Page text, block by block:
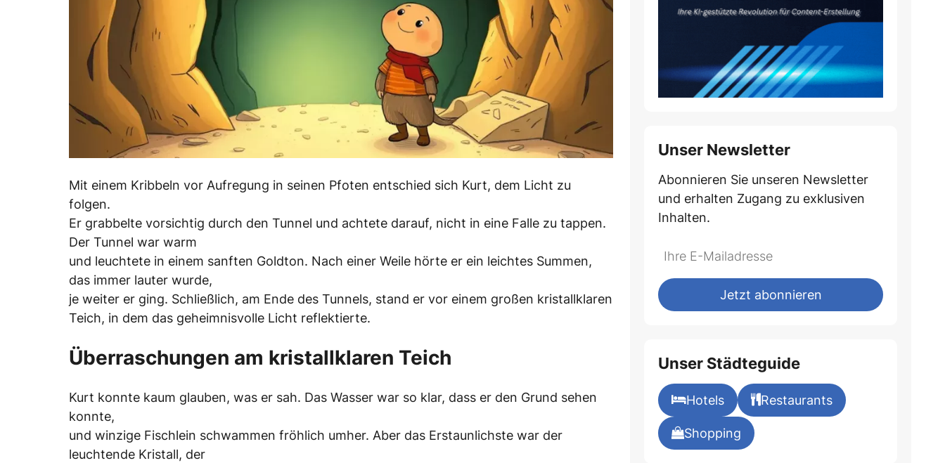
Mit einem Kribbeln vor Aufregung in seinen Pfoten entschied sich Kurt, dem Licht zu
folgen.
Er grabbelte vorsichtig durch den Tunnel und achtete darauf, nicht in eine Falle zu tappen.
Der Tunnel war warm
und leuchtete in einem sanften Goldton. Nach einer Weile hörte er ein leichtes Summen,
das immer lauter wurde,
je weiter er ging. Schließlich, am Ende des Tunnels, stand er vor einem großen kristallklaren
Teich, in dem das geheimnisvolle Licht reflektierte.
Überraschungen am kristallklaren Teich
Kurt konnte kaum glauben, was er sah. Das Wasser war so klar, dass er den Grund sehen
konnte,
und winzige Fischlein schwammen fröhlich umher. Aber das Erstaunlichste war der
leuchtende Kristall, der
Unser Newsletter
Abonnieren Sie unseren Newsletter
und erhalten Zugang zu exklusiven
Inhalten.
Do
fill
this
*Ihre
Mailadresse:Jetzt abonnieren
Unser Städteguide
Hotels Restaurants
Shopping